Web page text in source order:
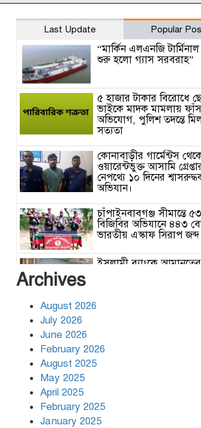
Last Update Popular
“মার্কিন এলএনজি
শুরু হলো গ্যাস সরবরাহ”
‎৫ হাজার টাকার বিরোধে
ভাইকে মাদক মামলায়
অভিযোগ, পুলিশ তদন্তে
সত্যতা
কোনাবাড়ীর গার্মেন্টস
ওয়ারেন্টভুক্ত আসামি
নেপথ্যে ১০ দিনের
অভিযান।
চাঁপাইনবাবগঞ্জ সীমান্তে ৫৩
বিজিবির অভিযানে ৪৪৩
ভারতীয় এস্কাফ সিরাপ জব্দ
ইসলামী ব্যাংকে
গ্রামীণ অবকাঠামো
যুদ্ধবিমান বিধ্বস্তের ১৫ দিন
Archives
August 2026
July 2026
June 2026
February 2026
August 2025
May 2025
April 2025
February 2025
January 2025